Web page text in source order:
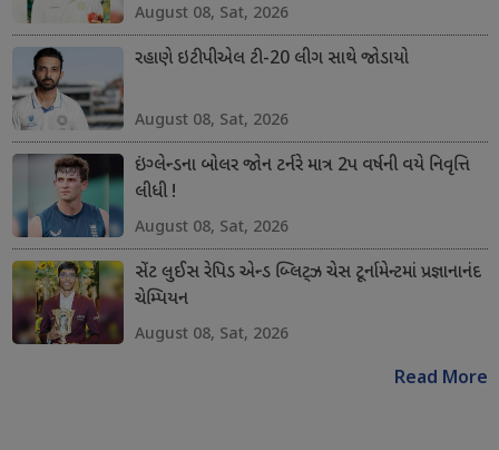
August 08, Sat, 2026
રહાણે ઇટીપીએલ ટી-20 લીગ સાથે જોડાયો
August 08, Sat, 2026
ઇંગ્લેન્ડના બોલર જોન ટર્નરે માત્ર 2પ વર્ષની વયે નિવૃત્તિ
લીધી !
August 08, Sat, 2026
સેંટ લુઈસ રેપિડ એન્ડ બ્લિટ્ઝ ચેસ ટૂર્નામેન્ટમાં પ્રજ્ઞાનાનંદ
ચેમ્પિયન
August 08, Sat, 2026
Read More